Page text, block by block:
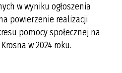
w wyniku ogłoszenia
powierzenie realizacji
pomocy społecznej na
w 2024 roku.